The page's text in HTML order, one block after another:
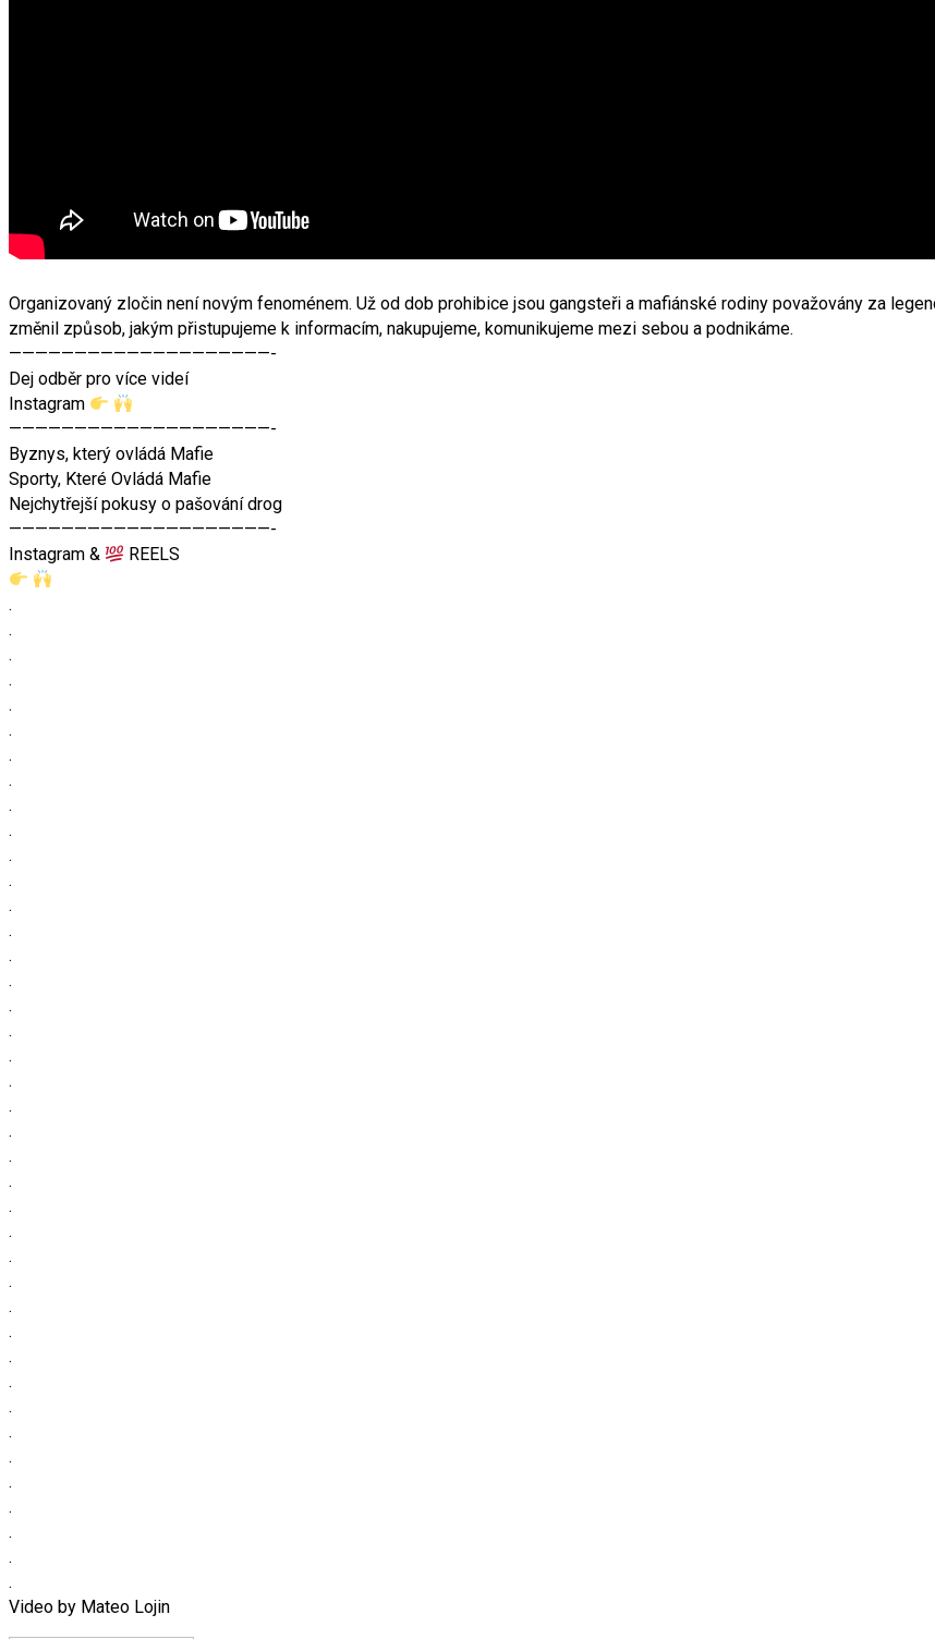
Organizovaný zločin není novým fenoménem. Už od dob prohibice jsou gangsteři a mafiánské rodiny považovány za
změnil způsob, jakým přistupujeme k informacím, nakupujeme, komunikujeme mezi sebou a podnikáme.
————————————————————-
Dej odběr pro více videí
Instagram
————————————————————-
Byznys, který ovládá Mafie
Sporty, Které Ovládá Mafie
Nejchytřejší pokusy o pašování drog
————————————————————-
Instagram &
REELS
.
.
.
.
.
.
.
.
.
.
.
.
.
.
.
.
.
.
.
.
.
.
.
.
.
.
.
.
.
.
.
.
.
.
.
.
.
.
.
.
Video by Mateo Lojin